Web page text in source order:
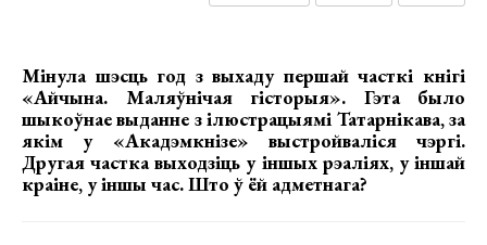
Мінула шэсць год з выхаду першай часткі кнігі
«Айчына. Маляўнічая гісторыя». Гэта было
шыкоўнае выданне з ілюстрацыямі Татарнікава, за
якім у «Акадэмкнізе» выстройваліся чэргі.
Другая частка выходзіць у іншых рэаліях, у іншай
краіне, у іншы час. Што ў ёй адметнага?